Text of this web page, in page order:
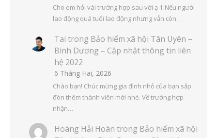
Cho em hỏi vài trường hợp sau với ạ 1.Nếu người
lao động quá tuổi lao động nhưng vẫn còn…
Tai trong Bảo hiểm xã hội Tân Uyên –
Bình Dương – Cập nhật thông tin liên
hệ 2022
6 Tháng Hai, 2026
Chào bạn! Chúc mừng gia đình nhỏ của bạn sắp
đón thêm thành viên mới nhé. Về trường hợp
nhận…
Hoàng Hải Hoàn trong Bảo hiểm xã hội